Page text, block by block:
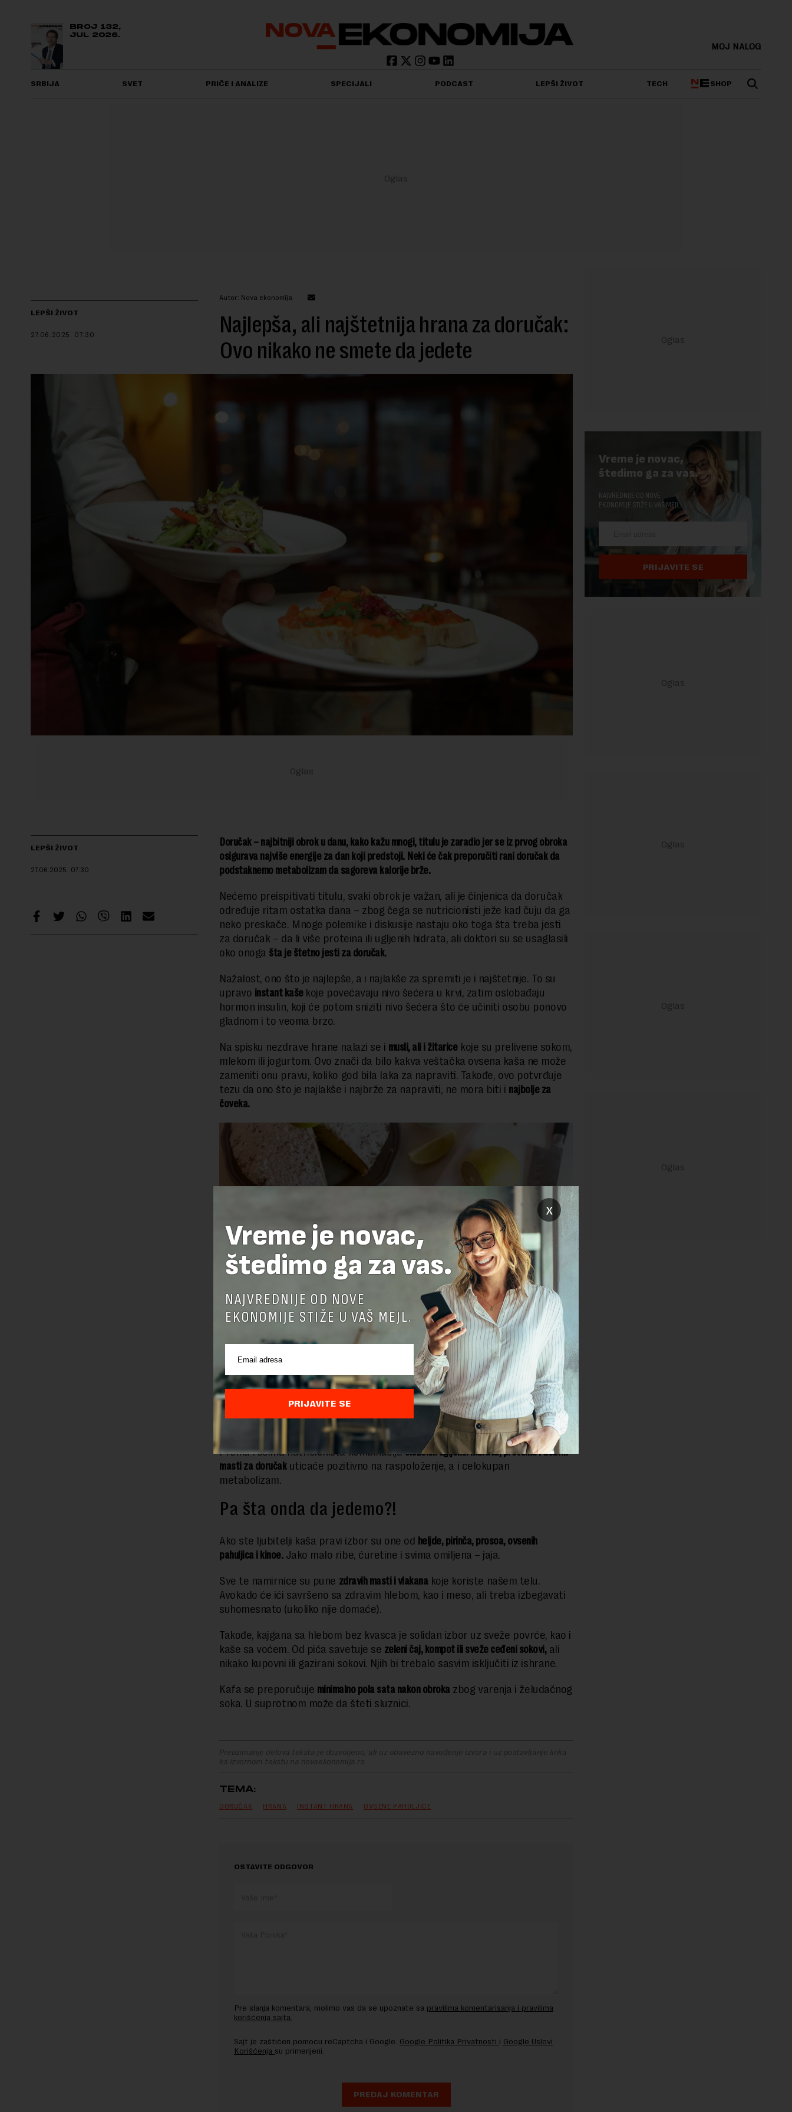
BROJ 132,
JUL 2026.
MOJ NALOG
SRBIJA SVET PRIČE I ANALIZE SPECIJALI PODCAST LEPŠI ŽIVOT TECH SHOP
LEPŠI ŽIVOT
27.06.2025. 07:30
Autor: Nova ekonomija
Najlepša, ali najštetnija hrana za doručak:
Ovo nikako ne smete da jedete
LEPŠI ŽIVOT
27.06.2025. 07:30
Doručak – najbitniji obrok u danu, kako kažu mnogi, titulu je zaradio jer se iz prvog obroka
osigurava najviše energije za dan koji predstoji. Neki će čak preporučiti rani doručak da
podstaknemo metabolizam da sagoreva kalorije brže.
Nećemo preispitivati titulu, svaki obrok je važan, ali je činjenica da doručak
određuje ritam ostatka dana – zbog čega se nutricionisti ježe kad čuju da ga
neko preskače. Mnoge polemike i diskusije nastaju oko toga šta treba jesti
za doručak – da li više proteina ili ugljenih hidrata, ali doktori su se usaglasili
oko onoga šta je štetno jesti za doručak.
Nažalost, ono što je najlepše, a i najlakše za spremiti je i najštetnije. To su
upravo instant kaše koje povećavaju nivo šećera u krvi, zatim oslobađaju
hormon insulin, koji će potom sniziti nivo šećera što će učiniti osobu ponovo
gladnom i to veoma brzo.
Na spisku nezdrave hrane nalazi se i musli, ali i žitaricekoje su prelivene sokom,
mlekom ili jogurtom. Ovo znači da bilo kakva veštačka ovsena kaša ne može
zameniti onu pravu, koliko god bila laka za napraviti. Takođe, ovo potvrđuje
tezu da ono što je najlakše i najbrže za napraviti, ne mora biti i najbolje za
čoveka.
Pored „lažnih“ ovsenih,previše slatkogza doručak isto nije dobar izbor. Treba
se klonitizaslađivača, svežih peciva, kolača ili torti.Nutricionisti tvrde da će se
glad vrlo brzo vratiti jer se nisu unele potrebne supstance.
Suština hrane, pa i samog doručka se ne ogleda samo u ukusu, već i
nutritivnim vrednostima.
Ako se telo i um ne osećaju sito unećemo više hrane
nego što nam je zapravo potrebno i napraviti sebi ostatak dana težim.
Prema rečima nutricionista kombinacijasloženih ugljenih hidrata, proteina i dobrih
masti za doručakuticaće pozitivno na raspoloženje, a i celokupan
metabolizam.
Pa šta onda da jedemo?!
Ako ste ljubitelji kaša pravi izbor su one od heljde, pirinča, prosoa, ovsenih
pahuljica i kinoe.Jako malo ribe, ćuretine i svima omiljena – jaja.
Sve te namirnice su pune zdravih masti i vlakanakoje koriste našem telu.
Avokado će ići savršeno sa zdravim hlebom, kao i meso, ali treba izbegavati
suhomesnato (ukoliko nije domaće).
Takođe, kajgana sa hlebom bez kvasca je solidan izbor uz sveže povrće, kao i
kaše sa voćem. Od pića savetuje se zeleni čaj, kompot ili sveže ceđeni sokovi,ali
nikako kupovni ili gazirani sokovi. Njih bi trebalo sasvim isključiti iz ishrane.
Kafa se preporučuje minimalno pola sata nakon obrokazbog varenja i želudačnog
soka. U suprotnom može da šteti sluznici.
Preuzimanje delova teksta je dozvoljeno, ali uz obavezno navođenje izvora i uz postavljanje linka
ka izvornom tekstu na novaekonomija.rs
TEMA:
DORUČAK HRANA INSTANT HRANA OVSENE PAHULJICE
OSTAVITE ODGOVOR
Pre slanja komentara, molimo vas da se upoznate sa pravilima komentarisanja i pravilima
korišćenja sajta.
Sajt je zaštićen pomocu reCaptcha i Google. Google Politika Privatnosti i Google Uslovi
Korišćenja su primenjeni.
Vreme je novac,
štedimo ga za vas.
NAJVREDNIJE OD NOVE
EKONOMIJE STIŽE U VAŠ MEJL.
PRIJAVITE SE
x
Vreme je novac,
štedimo ga za vas.
NAJVREDNIJE OD NOVE
EKONOMIJE STIŽE U VAŠ MEJL.
PRIJAVITE SE